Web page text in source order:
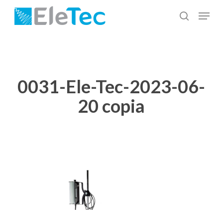
Salta
cerca
Menu
0031-Ele-Tec-2023-06-
20 copia